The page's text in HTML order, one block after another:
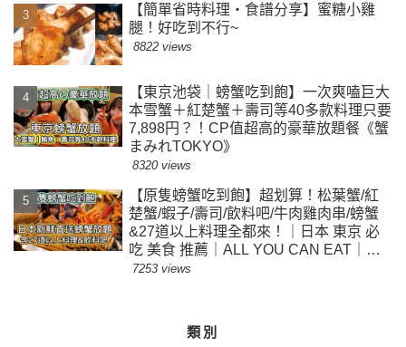
【簡單省時料理・食譜分享】蜜糖小雞
腿！好吃到不行~
8822 views
【東京池袋｜螃蟹吃到飽】一次爽嗑巨大
本雪蟹＋紅楚蟹＋壽司等40多款料理只要
7,898円？！CP值超高的豪華放題餐《蟹
まみれTOKYO》
8320 views
【原隻螃蟹吃到飽】超划算！松葉蟹/紅
楚蟹/蝦子/壽司/飲料吧/牛肉雞肉串/螃蟹
&27道以上料理全都來！｜日本 東京 必
吃 美食 推薦｜ALL YOU CAN EAT｜
$500東京蟹放題｜原隻螃蟹隨便拿
7253 views
類別